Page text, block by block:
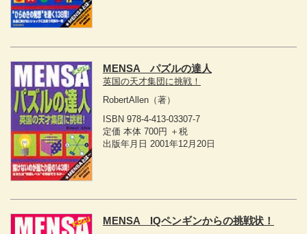
MENSA パズルの達人
英国の天才集団に挑戦！
RobertAllen （著）
ISBN 978-4-413-03307-7
定価 本体 700円 ＋税
出版年月日 2001年12月20日
MENSA IQペンギンからの挑戦状！